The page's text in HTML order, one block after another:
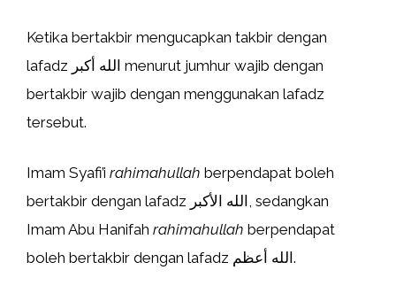
Ketika bertakbir mengucapkan takbir dengan
lafadz الله أكبر menurut jumhur wajib dengan
bertakbir wajib dengan menggunakan lafadz
tersebut.
Imam Syafi’i rahimahullah berpendapat boleh
bertakbir dengan lafadz الله الأكبر, sedangkan
Imam Abu Hanifah rahimahullah berpendapat
boleh bertakbir dengan lafadz الله أعظم.